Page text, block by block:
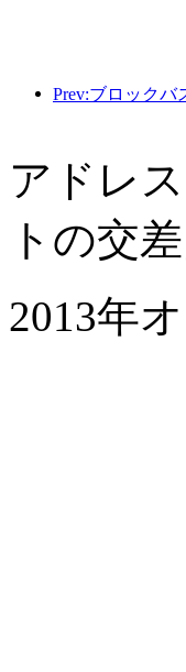
アドレ
トの交
2013年